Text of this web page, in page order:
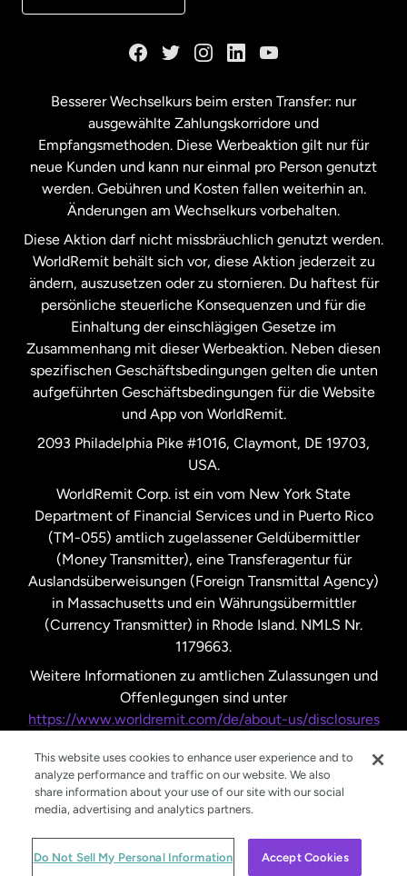
Malaysia
Neuseeland
Niederlande
Schweden
Spanien
Vereinigte Staaten English
Vereinigte Staaten
Vereinigtes Königreich
Besserer Wechselkurs beim ersten Transfer: nur
ausgewählte Zahlungskorridore und
Empfangsmethoden. Diese Werbeaktion gilt nur für
neue Kunden und kann nur einmal pro Person genutzt
werden. Gebühren und Kosten fallen weiterhin an.
Änderungen am Wechselkurs vorbehalten.
Diese Aktion darf nicht missbräuchlich genutzt werden.
WorldRemit behält sich vor, diese Aktion jederzeit zu
ändern, auszusetzen oder zu stornieren. Du haftest für
persönliche steuerliche Konsequenzen und für die
Einhaltung der einschlägigen Gesetze im
Zusammenhang mit dieser Werbeaktion. Neben diesen
spezifischen Geschäftsbedingungen gelten die unten
aufgeführten Geschäftsbedingungen für die Website
und App von WorldRemit.
2093 Philadelphia Pike #1016, Claymont, DE 19703,
USA.
WorldRemit Corp. ist ein vom New York State
Department of Financial Services und in Puerto Rico
(TM-055) amtlich zugelassener Geldübermittler
(Money Transmitter), eine Transferagentur für
Auslandsüberweisungen (Foreign Transmittal Agency)
in Massachusetts und ein Währungsübermittler
(Currency Transmitter) in Rhode Island. NMLS Nr.
1179663.
Weitere Informationen zu amtlichen Zulassungen und
Offenlegungen sind unter
https://www.worldremit.com/de/about-us/disclosures
© WorldRemit 2024
This website uses cookies to enhance user experience and to
analyze performance and traffic on our website. We also
share information about your use of our site with our social
media, advertising and analytics partners.
Do Not Sell My Personal Information Accept Cookies